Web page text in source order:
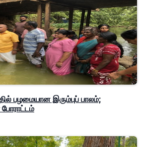
பழமையான இரும்புப் பாலம்;